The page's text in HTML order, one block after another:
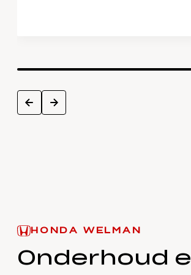
prev next
HONDA WELMAN
Onderhoud